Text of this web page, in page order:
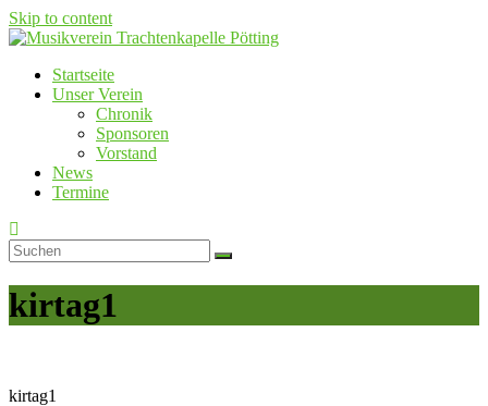
Skip to content
Musikverein Trachtenkapelle Pötting
Startseite
Unser Verein
Chronik
Sponsoren
Vorstand
News
Termine
kirtag1
kirtag1